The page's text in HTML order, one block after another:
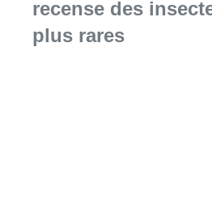
recense des
plus rares